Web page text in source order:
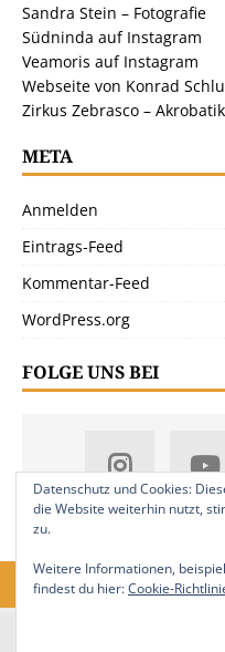
Sandra Stein – Fotografie
Südninda auf Instagram
Veamoris auf Instagram
Webseite von Konrad
Zirkus Zebrasco – Akrobatik
META
Anmelden
Eintrags-Feed
Kommentar-Feed
WordPress.org
FOLGE UNS BEI
18. Jahrgang. © 2008-2026
Datenschutz und Cookies:
die Website weiterhin nutzt,
zu.
Weitere Informationen,
findest du hier:Cookie-